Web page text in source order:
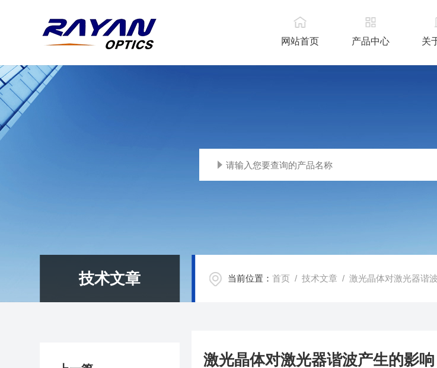
网站首页 产品中心 关
技术文章 当前位置：首页 /技术文章 / 激光晶体对激光器谐
激光晶体对激光器谐波产生的影响